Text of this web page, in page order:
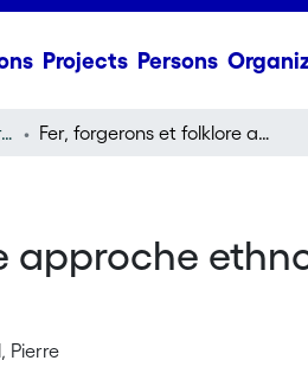
Projects Persons
Thèse de doctorat (doctoral thesis) Fer, forgerons et folklore approche ethnologique d'une société rurale en mutation
approche
Pierre